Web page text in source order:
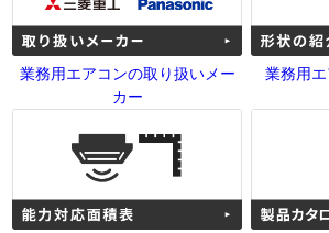
業務用エアコンの取り扱いメー
カー
業務用